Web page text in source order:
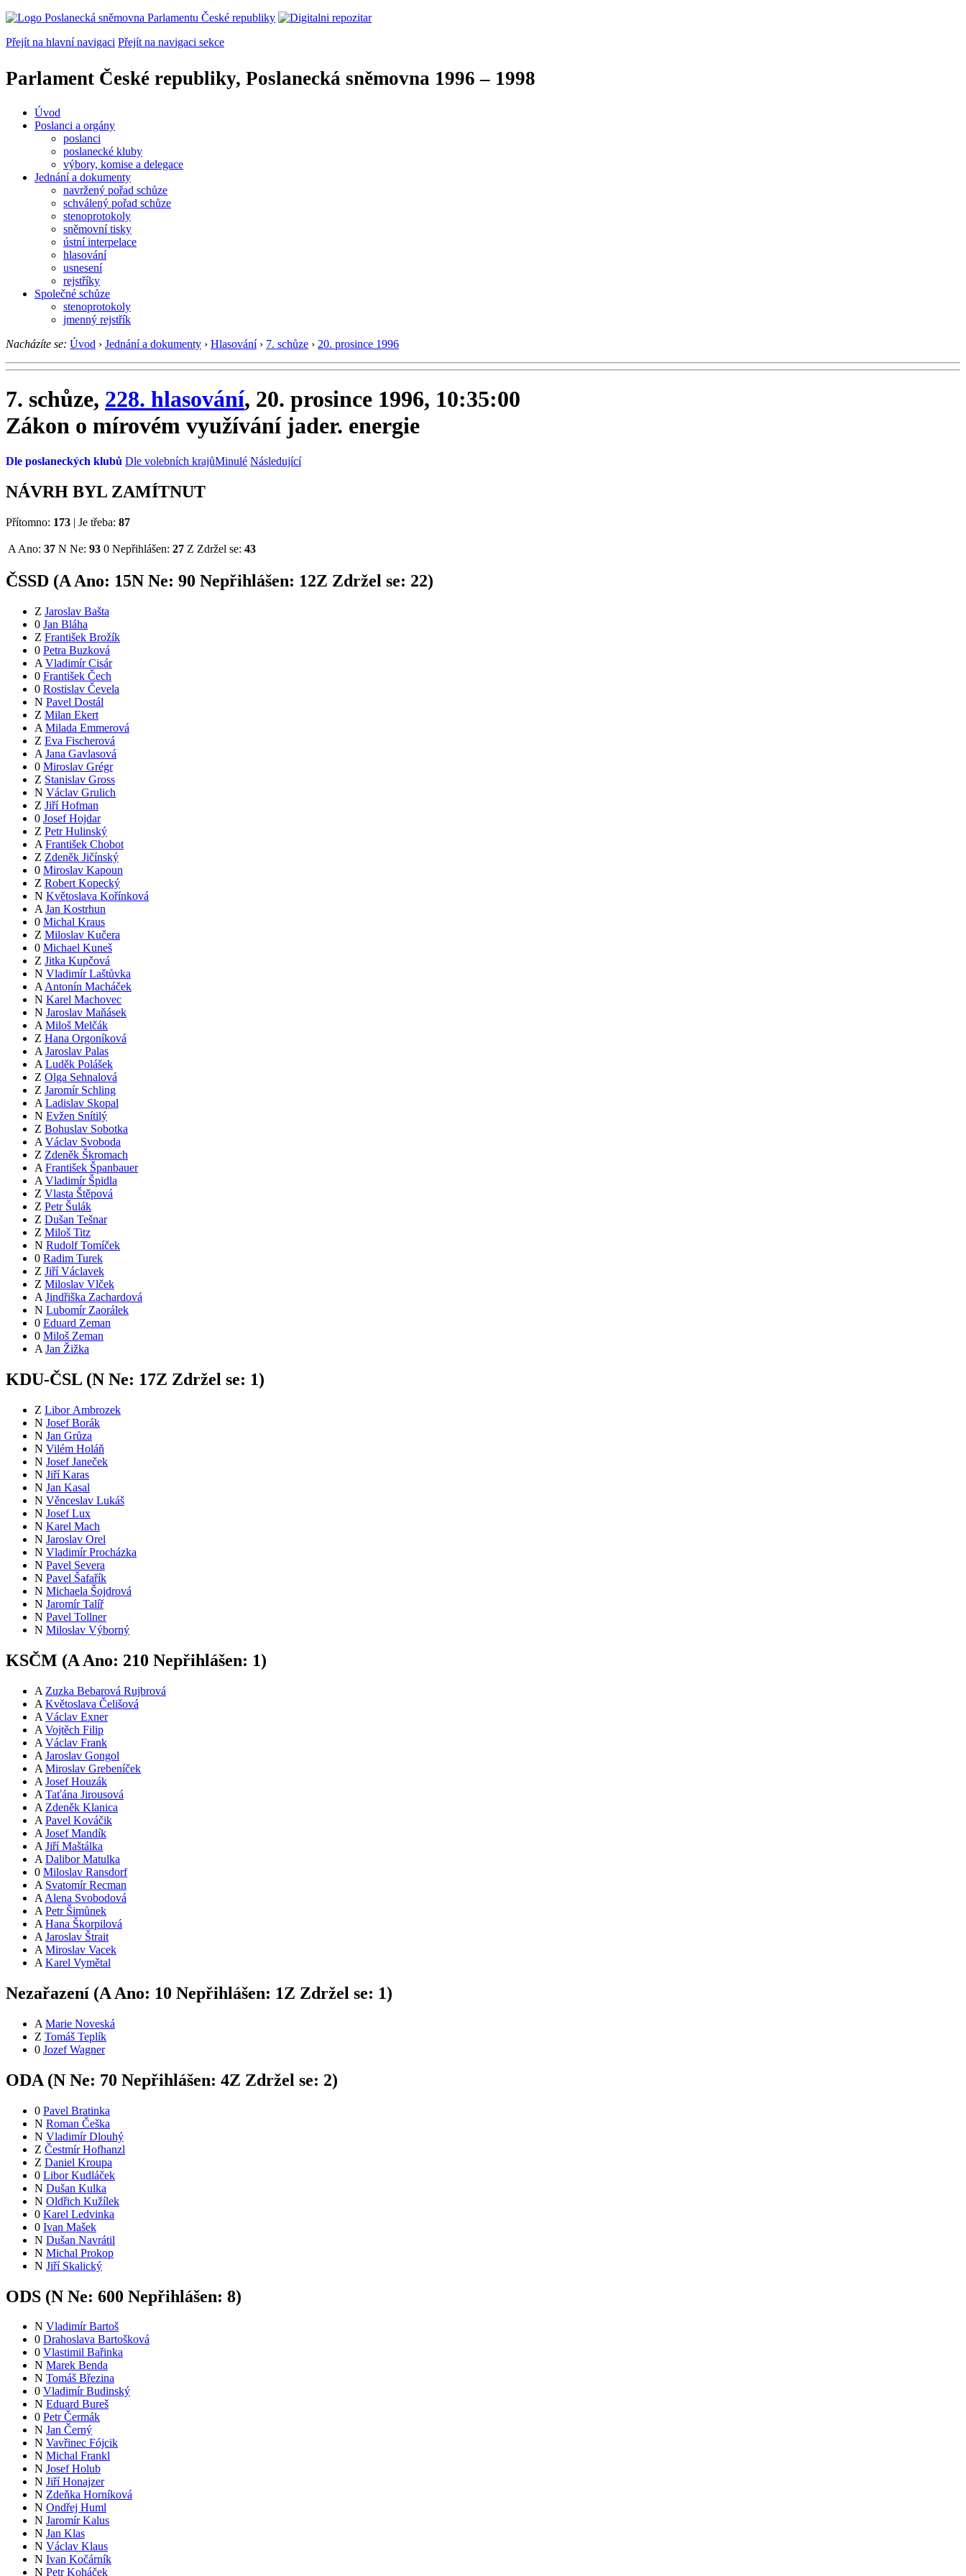
Přejít na hlavní navigaci Přejít na navigaci sekce
Parlament České republiky, Poslanecká sněmovna 1996 – 1998
Úvod
Poslanci a orgány
poslanci
poslanecké kluby
výbory, komise a delegace
Jednání a dokumenty
navržený pořad schůze
schválený pořad schůze
stenoprotokoly
sněmovní tisky
ústní interpelace
hlasování
usnesení
rejstříky
Společné schůze
stenoprotokoly
jmenný rejstřík
Nacházíte se: Úvod › Jednání a dokumenty › Hlasování › 7. schůze › 20. prosince 1996
7. schůze, 228. hlasování, 20. prosince 1996, 10:35:00
Zákon o mírovém využívání jader. energie
Dle poslaneckých klubů Dle volebních krajůMinulé Následující
NÁVRH BYL ZAMÍTNUT
Přítomno: 173 | Je třeba: 87
A Ano: 37 N Ne: 93 0 Nepřihlášen: 27 Z Zdržel se: 43
ČSSD (AAno: 15N Ne: 90 Nepřihlášen: 12Z Zdržel se: 22)
Z Jaroslav Bašta
0 Jan Bláha
Z František Brožík
0 Petra Buzková
A Vladimír Cisár
0 František Čech
0 Rostislav Čevela
N Pavel Dostál
Z Milan Ekert
A Milada Emmerová
Z Eva Fischerová
A Jana Gavlasová
0 Miroslav Grégr
Z Stanislav Gross
N Václav Grulich
Z Jiří Hofman
0 Josef Hojdar
Z Petr Hulinský
A František Chobot
Z Zdeněk Jičínský
0 Miroslav Kapoun
Z Robert Kopecký
N Květoslava Kořínková
A Jan Kostrhun
0 Michal Kraus
Z Miloslav Kučera
0 Michael Kuneš
Z Jitka Kupčová
N Vladimír Laštůvka
A Antonín Macháček
N Karel Machovec
N Jaroslav Maňásek
A Miloš Melčák
Z Hana Orgoníková
A Jaroslav Palas
A Luděk Polášek
Z Olga Sehnalová
Z Jaromír Schling
A Ladislav Skopal
N Evžen Snítilý
Z Bohuslav Sobotka
A Václav Svoboda
Z Zdeněk Škromach
A František Španbauer
A Vladimír Špidla
Z Vlasta Štěpová
Z Petr Šulák
Z Dušan Tešnar
Z Miloš Titz
N Rudolf Tomíček
0 Radim Turek
Z Jiří Václavek
Z Miloslav Vlček
A Jindřiška Zachardová
N Lubomír Zaorálek
0 Eduard Zeman
0 Miloš Zeman
A Jan Žižka
KDU-ČSL (N Ne: 17Z Zdržel se: 1)
Z Libor Ambrozek
N Josef Borák
N Jan Grůza
N Vilém Holáň
N Josef Janeček
N Jiří Karas
N Jan Kasal
N Věnceslav Lukáš
N Josef Lux
N Karel Mach
N Jaroslav Orel
N Vladimír Procházka
N Pavel Severa
N Pavel Šafařík
N Michaela Šojdrová
N Jaromír Talíř
N Pavel Tollner
N Miloslav Výborný
KSČM (A Ano: 210 Nepřihlášen: 1)
A Zuzka Bebarová Rujbrová
A Květoslava Čelišová
A Václav Exner
A Vojtěch Filip
A Václav Frank
A Jaroslav Gongol
A Miroslav Grebeníček
A Josef Houzák
A Taťána Jirousová
A Zdeněk Klanica
A Pavel Kováčik
A Josef Mandík
A Jiří Maštálka
A Dalibor Matulka
0 Miloslav Ransdorf
A Svatomír Recman
A Alena Svobodová
A Petr Šimůnek
A Hana Škorpilová
A Jaroslav Štrait
A Miroslav Vacek
A Karel Vymětal
Nezařazení (A Ano: 10 Nepřihlášen: 1Z Zdržel se: 1)
A Marie Noveská
Z Tomáš Teplík
0 Jozef Wagner
ODA (N Ne: 70 Nepřihlášen: 4Z Zdržel se: 2)
0 Pavel Bratinka
N Roman Češka
N Vladimír Dlouhý
Z Čestmír Hofhanzl
Z Daniel Kroupa
0 Libor Kudláček
N Dušan Kulka
N Oldřich Kužílek
0 Karel Ledvinka
0 Ivan Mašek
N Dušan Navrátil
N Michal Prokop
N Jiří Skalický
ODS (N Ne: 600 Nepřihlášen: 8)
N Vladimír Bartoš
0 Drahoslava Bartošková
0 Vlastimil Bařinka
N Marek Benda
N Tomáš Březina
0 Vladimír Budinský
N Eduard Bureš
0 Petr Čermák
N Jan Černý
N Vavřinec Fójcik
N Michal Frankl
N Josef Holub
N Jiří Honajzer
N Zdeňka Horníková
N Ondřej Huml
N Jaromír Kalus
N Jan Klas
N Václav Klaus
N Ivan Kočárník
N Petr Koháček